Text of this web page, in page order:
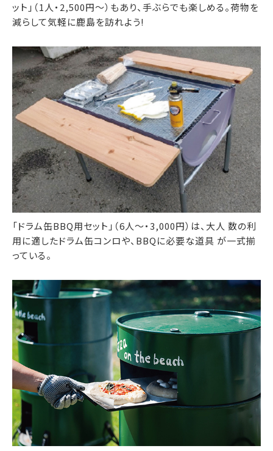
ット」（1人・2,500円〜）もあり、手ぶらでも楽しめる。荷物を
減らして気軽に鹿島を訪れよう!
「ドラム缶BBQ用セット」（6人～・3,000円）は、大人 数の利
用に適したドラム缶コンロや、BBQに必要な道具 が一式揃
っている。